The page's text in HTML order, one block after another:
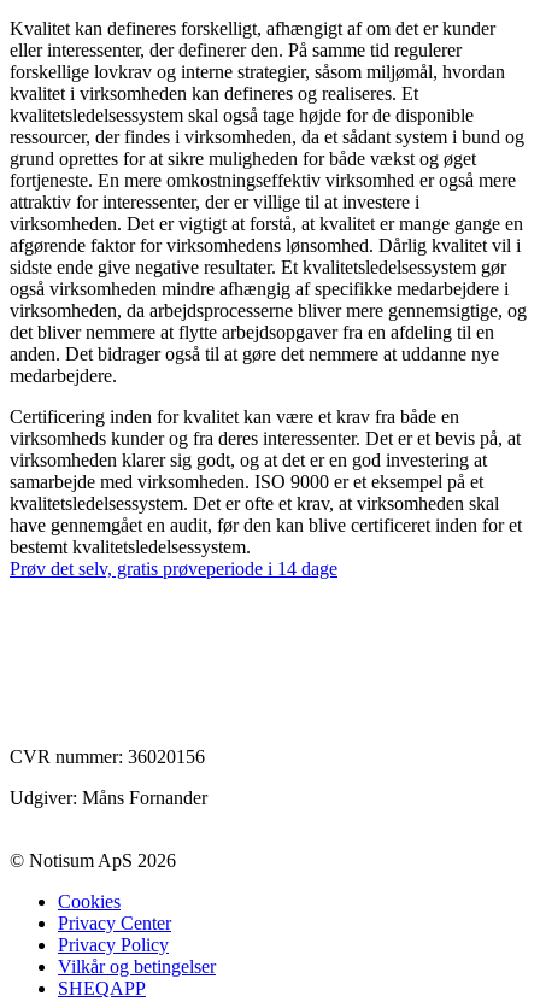
Kvalitet kan defineres forskelligt, afhængigt af om det er kunder
eller interessenter, der definerer den. På samme tid regulerer
forskellige lovkrav og interne strategier, såsom miljømål, hvordan
kvalitet i virksomheden kan defineres og realiseres. Et
kvalitetsledelsessystem skal også tage højde for de disponible
ressourcer, der findes i virksomheden, da et sådant system i bund og
grund oprettes for at sikre muligheden for både vækst og øget
fortjeneste. En mere omkostningseffektiv virksomhed er også mere
attraktiv for interessenter, der er villige til at investere i
virksomheden. Det er vigtigt at forstå, at kvalitet er mange gange en
afgørende faktor for virksomhedens lønsomhed. Dårlig kvalitet vil i
sidste ende give negative resultater. Et kvalitetsledelsessystem gør
også virksomheden mindre afhængig af specifikke medarbejdere i
virksomheden, da arbejdsprocesserne bliver mere gennemsigtige, og
det bliver nemmere at flytte arbejdsopgaver fra en afdeling til en
anden. Det bidrager også til at gøre det nemmere at uddanne nye
medarbejdere.
Certificering inden for kvalitet kan være et krav fra både en
virksomheds kunder og fra deres interessenter. Det er et bevis på, at
virksomheden klarer sig godt, og at det er en god investering at
samarbejde med virksomheden. ISO 9000 er et eksempel på et
kvalitetsledelsessystem. Det er ofte et krav, at virksomheden skal
have gennemgået en audit, før den kan blive certificeret inden for et
bestemt kvalitetsledelsessystem.
Prøv det selv, gratis prøveperiode i 14 dage
CVR nummer: 36020156
Udgiver: Måns Fornander
© Notisum ApS 2026
Cookies
Privacy Center
Privacy Policy
Vilkår og betingelser
SHEQAPP